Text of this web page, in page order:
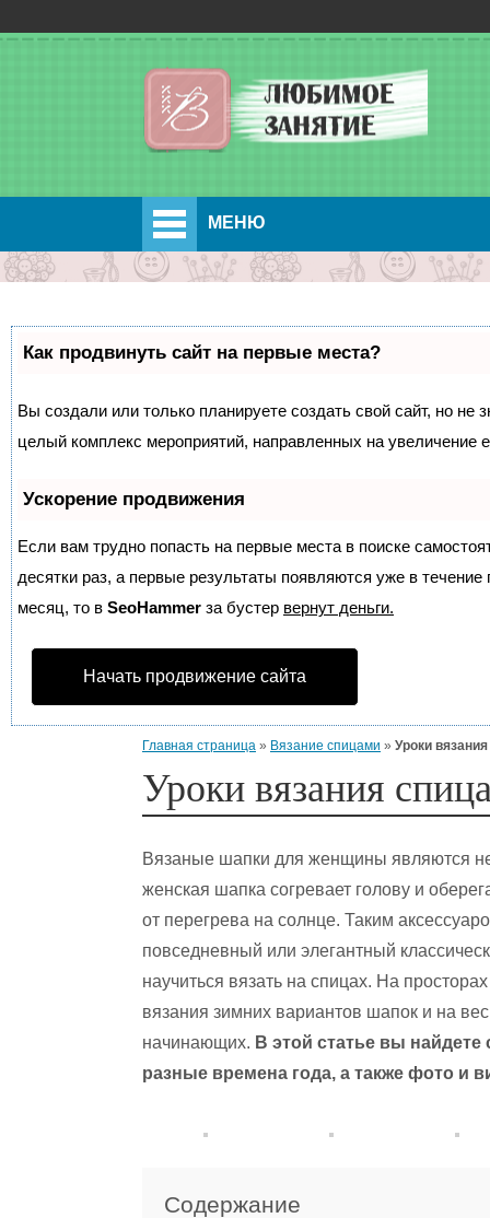
МЕНЮ
Как продвинуть сайт на первые места?
Вы создали или только планируете создать свой сайт, но не
целый комплекс мероприятий, направленных на увеличение
Ускорение продвижения
Если вам трудно попасть на первые места в поиске
десятки раз, а первые результаты появляются уже в
месяц, то в SeoHammer за бустер вернут деньги.
Начать продвижение сайта
Главная страница » Вязание спицами » Уроки
Уроки вязания
Вязаные шапки для женщины являются
женская шапка согревает голову и
от перегрева на солнце. Таким
повседневный или элегантный
научиться вязать на спицах. На
вязания зимних вариантов шапок и на
начинающих. В этой статье вы
разные времена года, а также фото и
Содержание